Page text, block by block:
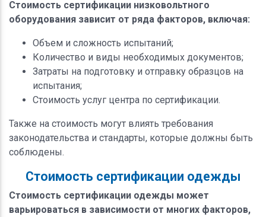
Стоимость сертификации низковольтного
оборудования зависит от ряда факторов, включая:
Объем и сложность испытаний;
Количество и виды необходимых документов;
Затраты на подготовку и отправку образцов на
испытания;
Стоимость услуг центра по сертификации.
Также на стоимость могут влиять требования
законодательства и стандарты, которые должны быть
соблюдены.
Стоимость сертификации одежды
Стоимость сертификации одежды может
варьироваться в зависимости от многих факторов,